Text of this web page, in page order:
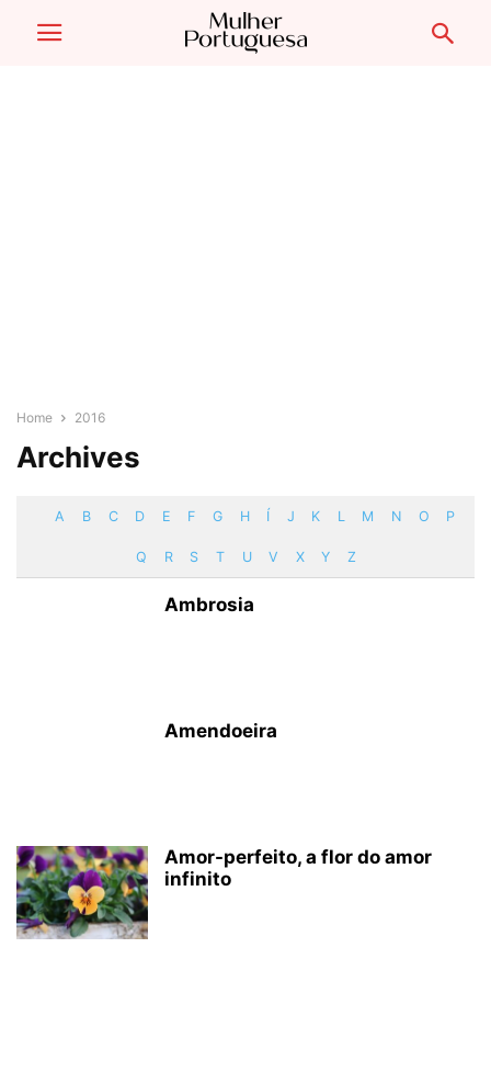
Home 2016
Archives
A B C D E F G H Í J K L M N O P
Q R S T U V X Y Z
Ambrosia
Amendoeira
Amor-perfeito, a flor do amor
infinito